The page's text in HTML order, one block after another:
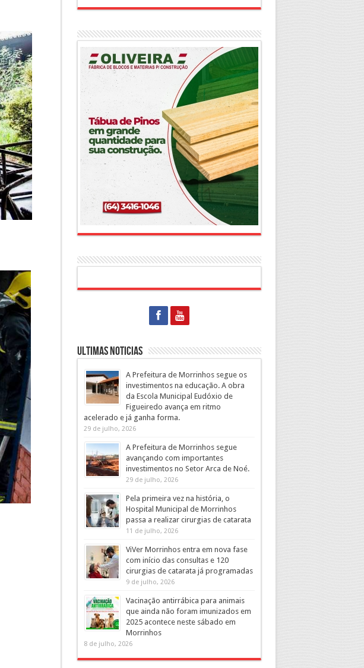
Ultimas Noticias
A Prefeitura de Morrinhos segue os
investimentos na educação. A obra
da Escola Municipal Eudóxio de
Figueiredo avança em ritmo
acelerado e já ganha forma.
29 de julho, 2026
A Prefeitura de Morrinhos segue
avançando com importantes
investimentos no Setor Arca de Noé.
29 de julho, 2026
Pela primeira vez na história, o
Hospital Municipal de Morrinhos
passa a realizar cirurgias de catarata
11 de julho, 2026
ViVer Morrinhos entra em nova fase
com início das consultas e 120
cirurgias de catarata já programadas
9 de julho, 2026
Vacinação antirrábica para animais
que ainda não foram imunizados em
2025 acontece neste sábado em
Morrinhos
8 de julho, 2026